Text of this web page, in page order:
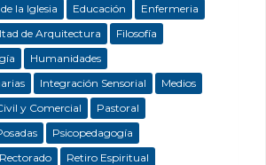
la Iglesia
Educación
Enfermeria
de Arquitectura
Filosofía
Humanidades
Integración Sensorial
Medios
y Comercial
Pastoral
Psicopedagogía
Rectorado
Retiro Espiritual